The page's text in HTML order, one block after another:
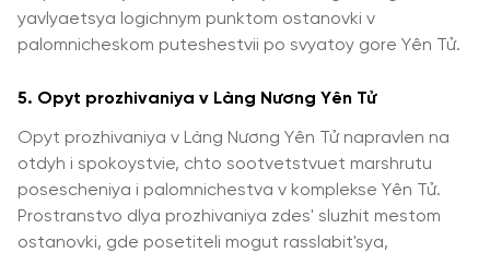
yavlyaetsya logichnym punktom ostanovki v
palomnicheskom puteshestvii po svyatoy gore Yên Tử.
5. Opyt prozhivaniya v Làng Nương Yên Tử
Opyt prozhivaniya v Làng Nương Yên Tử napravlen na
otdyh i spokoystvie, chto sootvetstvuet marshrutu
posescheniya i palomnichestva v komplekse Yên Tử.
Prostranstvo dlya prozhivaniya zdes' sluzhit mestom
ostanovki, gde posetiteli mogut rasslabit'sya,